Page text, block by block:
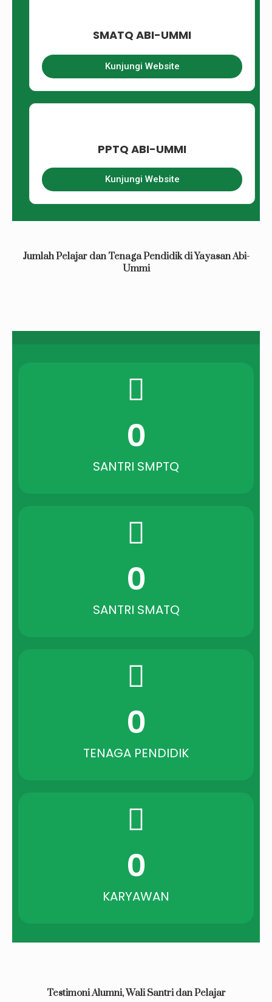
SMATQ ABI-UMMI
Kunjungi Website
PPTQ ABI-UMMI
Kunjungi Website
Jumlah Pelajar dan Tenaga Pendidik di Yayasan Abi-
Ummi
SANTRI SMPTQ
0
SANTRI SMATQ
0
TENAGA PENDIDIK
0
KARYAWAN
0
Testimoni Alumni, Wali Santri dan Pelajar